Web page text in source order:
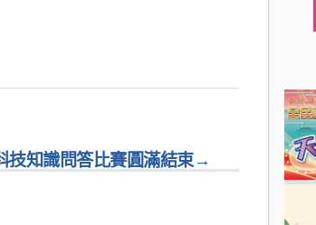
→
技知識問答比賽圓滿結束